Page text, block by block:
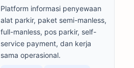
Platform informasi penyewaan
alat parkir, paket semi-manless,
full-manless, pos parkir, self-
service payment, dan kerja
sama operasional.